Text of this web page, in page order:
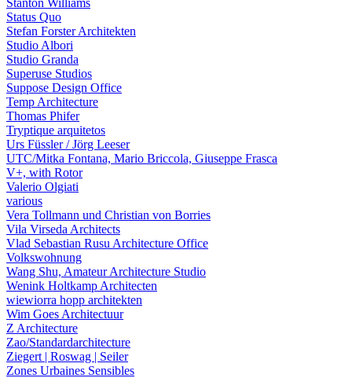
Stanton Williams
Status Quo
Stefan Forster Architekten
Studio Albori
Studio Granda
Superuse Studios
Suppose Design Office
Temp Architecture
Thomas Phifer
Tryptique arquitetos
Urs Füssler / Jörg Leeser
UTC/Mitka Fontana, Mario Briccola, Giuseppe Frasca
V+, with Rotor
Valerio Olgiati
various
Vera Tollmann und Christian von Borries
Vila Virseda Architects
Vlad Sebastian Rusu Architecture Office
Volkswohnung
Wang Shu, Amateur Architecture Studio
Wenink Holtkamp Architecten
wiewiorra hopp architekten
Wim Goes Architectuur
Z Architecture
Zao/Standardarchitecture
Ziegert | Roswag | Seiler
Zones Urbaines Sensibles